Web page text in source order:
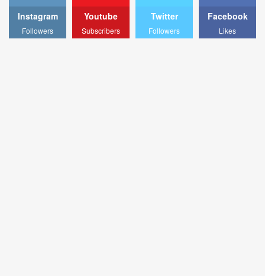
Facebook
Likes
Twitter
Followers
Youtube
Subscribers
Instagram
Followers